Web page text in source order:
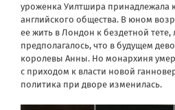
уроженка Уилтшира принадлежала
английского общества. В юном
ее жить в Лондон к бездетной тете,
предполагалось, что в будущем
королевы Анны. Но монархиня
с приходом к власти новой
политика при дворе изменилась.